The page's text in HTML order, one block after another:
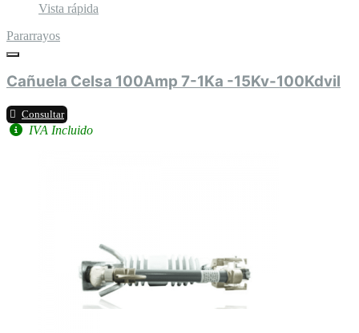
Vista rápida
Pararrayos
Cañuela Celsa 100Amp 7-1Ka -15Kv-100Kdvil
Consultar
IVA Incluido